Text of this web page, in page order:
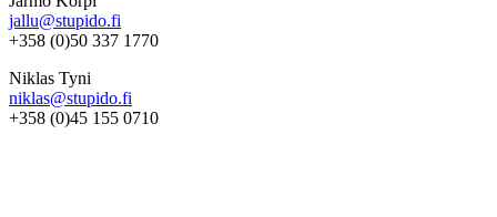
jallu@stupido.fi
+358 (0)50 337 1770
Niklas Tyni
niklas@stupido.fi
+358 (0)45 155 0710